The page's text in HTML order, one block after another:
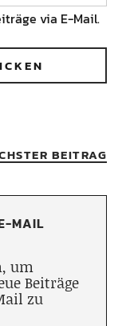
via E-Mail.
BEITRAG
MAIL
um
Beiträge
zu